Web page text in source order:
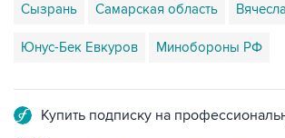
Сызрань Самарская область
Юнус-Бек Евкуров Минобороны РФ
Купить подписку на